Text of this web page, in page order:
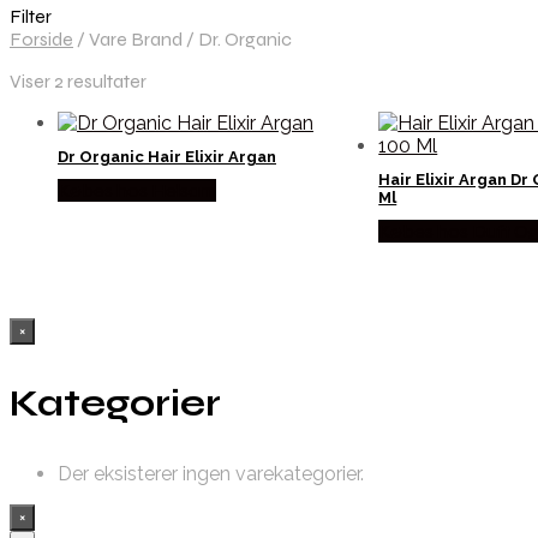
Filter
Forside / Vare Brand / Dr. Organic
Viser 2 resultater
Dr Organic Hair Elixir Argan
Hair Elixir Argan Dr
Ml
×
Kategorier
Der eksisterer ingen varekategorier.
×